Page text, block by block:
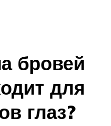
бровей
для
глаз?